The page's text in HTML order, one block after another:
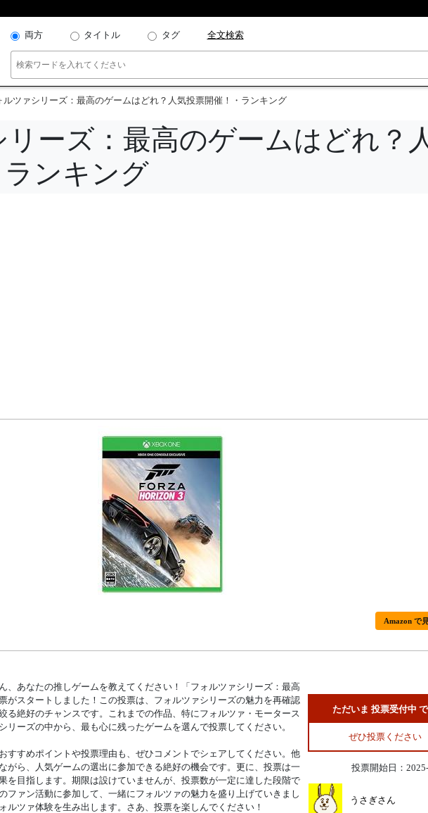
両方 タイトル タグ 全文検索
ルツァシリーズ：最高のゲームはどれ？人気投票開催！・ランキング
ーズ：最高のゲームはどれ？
ンキング
Amazon で
、あなたの推しゲームを教えてください！「フォルツァシリーズ：最高
がスタートしました！この投票は、フォルツァシリーズの魅力を再確認
る絶好のチャンスです。これまでの作品、特にフォルツァ・モータース
リーズの中から、最も心に残ったゲームを選んで投票してください。
すすめポイントや投票理由も、ぜひコメントでシェアしてください。他
がら、人気ゲームの選出に参加できる絶好の機会です。更に、投票は一
を目指します。期限は設けていませんが、投票数が一定に達した段階で
ファン活動に参加して、一緒にフォルツァの魅力を盛り上げていきまし
ルツァ体験を生み出します。さあ、投票を楽しんでください！
ただいま 投票受付中
ぜひ投票ください
投票開始日：
うさぎさん